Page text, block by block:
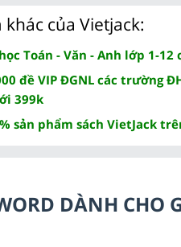
của Vietjack:
Toán - Văn - Anh lớp 1-12
đề VIP ĐGNL các trường
399k
sản phẩm sách VietJack
DÀNH CHO